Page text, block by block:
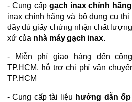
- Cung cấp gạch inax chính hãng
inax chính hãng và bộ dụng cụ
đầy đủ giấy chứng nhận chất
xứ của nhà máy gạch inax.
- Miễn phí giao hàng đến
TP.HCM, hỗ trợ chi phí vận
TP.HCM
- Cung cấp tài liệu hướng dẫn